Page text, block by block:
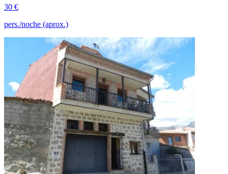
30 €
pers./noche (aprox.)